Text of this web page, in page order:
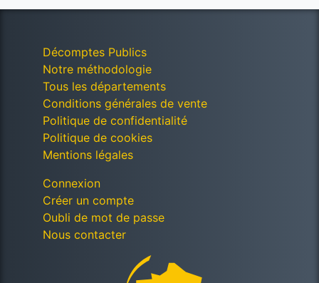
Décomptes Publics
Notre méthodologie
Tous les départements
Conditions générales de vente
Politique de confidentialité
Politique de cookies
Mentions légales
Connexion
Créer un compte
Oubli de mot de passe
Nous contacter